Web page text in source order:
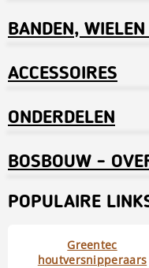
BANDEN, WIELEN
ACCESSOIRES
ONDERDELEN
BOSBOUW -
POPULAIRE
Greentec
houtversnipperaars